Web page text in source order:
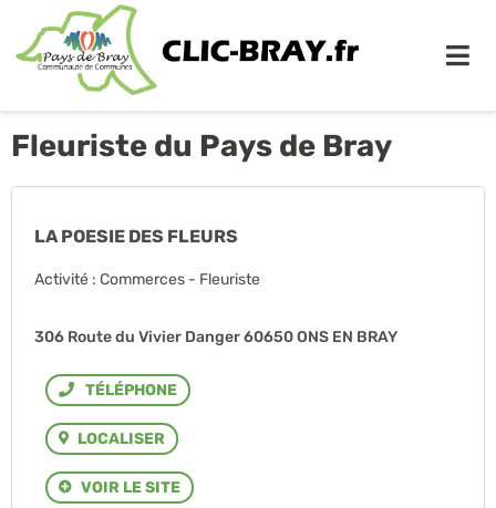
Fleuriste du Pays de Bray
LA POESIE DES FLEURS
Activité : Commerces - Fleuriste
306 Route du Vivier Danger 60650 ONS EN BRAY
Téléphone
LOCALISER
VOIR LE SITE